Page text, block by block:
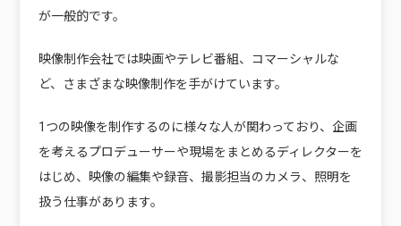
が一般的です。
映像制作会社では映画やテレビ番組、コマーシャルな
ど、さまざまな映像制作を手がけています。
1つの映像を制作するのに様々な人が関わっており、企画
を考えるプロデューサーや現場をまとめるディレクターを
はじめ、映像の編集や録音、撮影担当のカメラ、照明を
扱う仕事があります。